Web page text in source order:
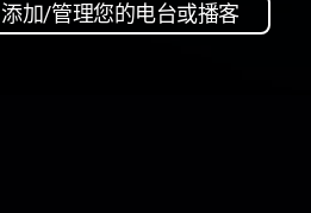
添加/管理您的电台或播客